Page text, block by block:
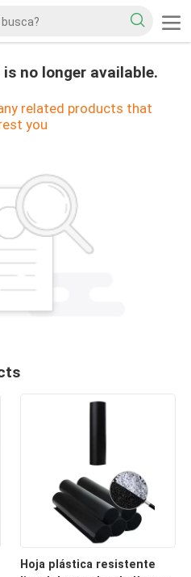
no longer available.
related products that
you
Hoja plástica resistente